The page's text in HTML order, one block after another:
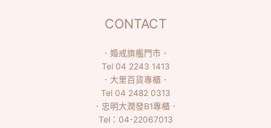
CONTACT
． 婚戒旗艦門市 ．
Tel 04 2243 1413
． 大里百貨專櫃 ．
Tel 04 2482 0313
． 忠明大潤發B1專櫃 ．
Tel： 04-22067013